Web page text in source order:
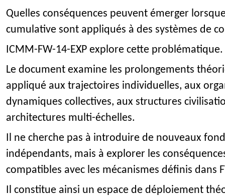
Quelles conséquences peuvent émerger
cumulative sont appliqués à des systèmes de
ICMM-FW-14-EXP explore cette problématique.
Le document examine les prolongements
appliqué aux trajectoires individuelles, aux
dynamiques collectives, aux structures
architectures multi-échelles.
Il ne cherche pas à introduire de nouveaux
indépendants, mais à explorer les
compatibles avec les mécanismes définis dans
Il constitue ainsi un espace de déploiement